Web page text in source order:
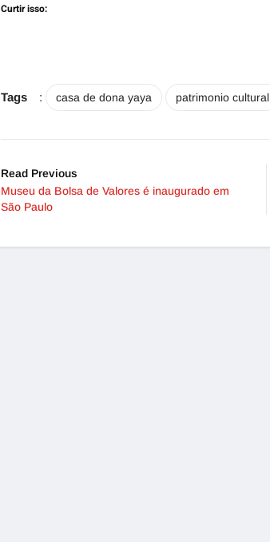
Curtir isso:
Tags : casa de dona yaya patrimonio cultural
Read Previous
Museu da Bolsa de Valores é inaugurado em
São Paulo